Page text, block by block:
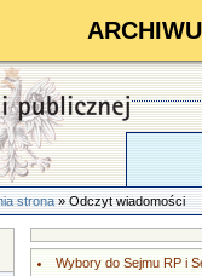
strona» Odczyt wiadomości
Wybory do Sejmu RP i